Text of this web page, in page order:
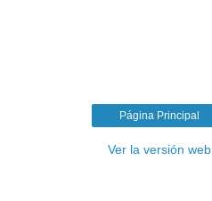
Página Principal
Ver la versión web